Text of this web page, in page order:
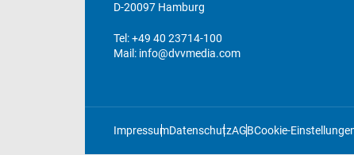
D-20097 Hamburg
Tel:+49 40 23714-100
Mail: info@dvvmedia.com
ImpressumDatenschutzAGBCookie-